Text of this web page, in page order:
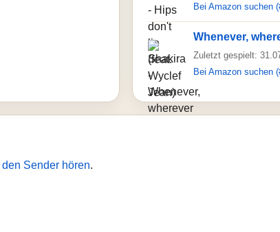
Bei Amazon suchen
Whenever,
Zuletzt gespielt:
Bei Amazon suchen
den Sender hören.